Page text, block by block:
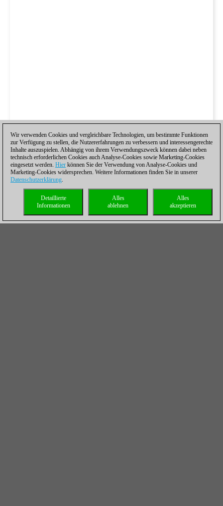
Wir verwenden Cookies und vergleichbare Technologien, um bestimmte Funktionen
zur Verfügung zu stellen, die Nutzererfahrungen zu verbessern und interessengerechte
Inhalte auszuspielen. Abhängig von ihrem Verwendungszweck können dabei neben
technisch erforderlichen Cookies auch Analyse-Cookies sowie Marketing-Cookies
eingesetzt werden. Hier können Sie der Verwendung von Analyse-Cookies und
Marketing-Cookies widersprechen. Weitere Informationen finden Sie in unserer
Datenschutzerklärung.
Alles
akzeptieren
Alles
ablehnen
Detaillierte
Informationen